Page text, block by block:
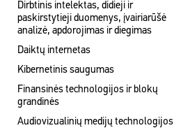
Dirbtinis intelektas, didieji ir
paskirstytieji duomenys, įvairiarūšė
analizė, apdorojimas ir diegimas
Daiktų internetas
Kibernetinis saugumas
Finansinės technologijos ir blokų
grandinės
Audiovizualinių medijų technologijos